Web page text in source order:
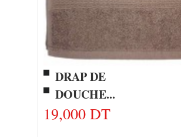
DRAP DE
DOUCHE...
19,000 DT